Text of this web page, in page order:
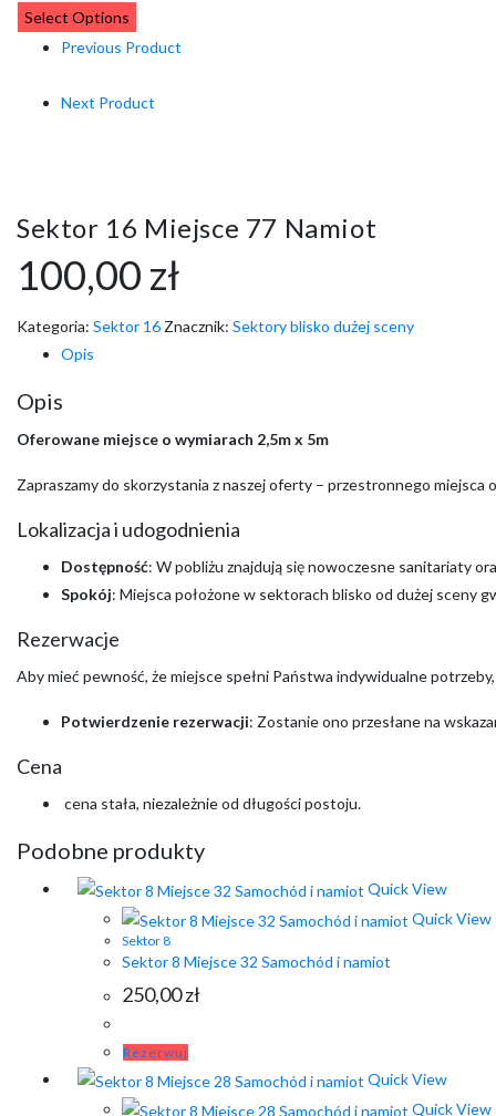
Select Options
Previous Product
Next Product
Sektor 16 Miejsce 77 Namiot
100,00 zł
Kategoria: Sektor 16 Znacznik: Sektory blisko dużej sceny
Opis
Opis
Oferowane miejsce o wymiarach 2,5m x 5m
Zapraszamy do skorzystania z naszej oferty – przestronnego miejsca
Lokalizacja i udogodnienia
Dostępność: W pobliżu znajdują się nowoczesne sanitariaty
Spokój: Miejsca położone w sektorach blisko od dużej sceny
Rezerwacje
Aby mieć pewność, że miejsce spełni Państwa indywidualne
Potwierdzenie rezerwacji: Zostanie ono przesłane na
Cena
cena stała, niezależnie od długości postoju.
Podobne produkty
Quick View
Quick View
Sektor 8
Sektor 8 Miejsce 32 Samochód i namiot
250,00zł
Rezerwuj
Quick View
Quick View